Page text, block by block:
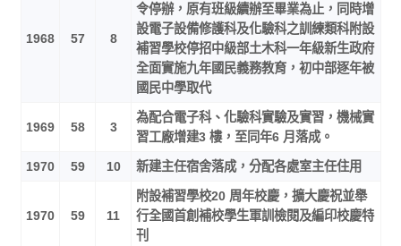
1968 57 8
令停辦，原有班級續辦至畢業為止，同時增
設電子設備修護科及化驗科之訓練類科附設
補習學校停招中級部土木科一年級新生政府
全面實施九年國民義務教育，初中部逐年被
國民中學取代
1969 58 3
為配合電子科、化驗科實驗及實習，機械實
習工廠增建3 樓，至同年6 月落成。
1970 59 10 新建主任宿舍落成，分配各處室主任住用
1970 59 11
附設補習學校20 周年校慶，擴大慶祝並舉
行全國首創補校學生軍訓檢閱及編印校慶特
刊